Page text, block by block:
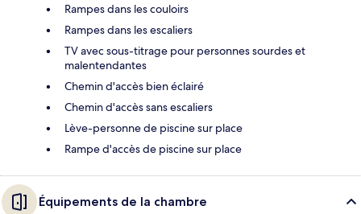
Rampes dans les couloirs
Rampes dans les escaliers
TV avec sous-titrage pour personnes sourdes et
malentendantes
Chemin d'accès bien éclairé
Chemin d'accès sans escaliers
Lève-personne de piscine sur place
Rampe d'accès de piscine sur place
Équipements de la chambre